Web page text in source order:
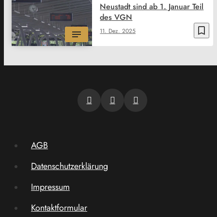
bookmark_border
11. Dez. 2025
Neustadt sind ab 1. Januar Teil
des VGN
AGB
Datenschutzerklärung
Impressum
Kontaktformular